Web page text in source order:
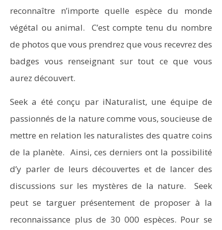
reconnaître n’importe quelle espèce du monde
végétal ou animal. C’est compte tenu du nombre
de photos que vous prendrez que vous recevrez des
badges vous renseignant sur tout ce que vous
aurez découvert.
Seek a été conçu par iNaturalist, une équipe de
passionnés de la nature comme vous, soucieuse de
mettre en relation les naturalistes des quatre coins
de la planète. Ainsi, ces derniers ont la possibilité
d’y parler de leurs découvertes et de lancer des
discussions sur les mystères de la nature. Seek
peut se targuer présentement de proposer à la
reconnaissance plus de 30 000 espèces. Pour se